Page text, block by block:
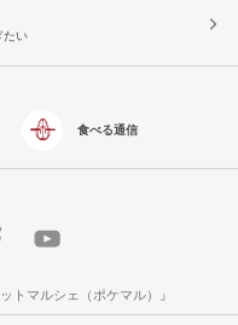
たい
食べる通信
トマルシェ（ポケマル）』